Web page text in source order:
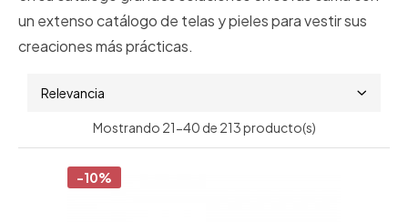
un extenso catálogo de telas y pieles para vestir sus
creaciones más prácticas.
Relevancia
Mostrando 21-40 de 213 producto(s)
-10%